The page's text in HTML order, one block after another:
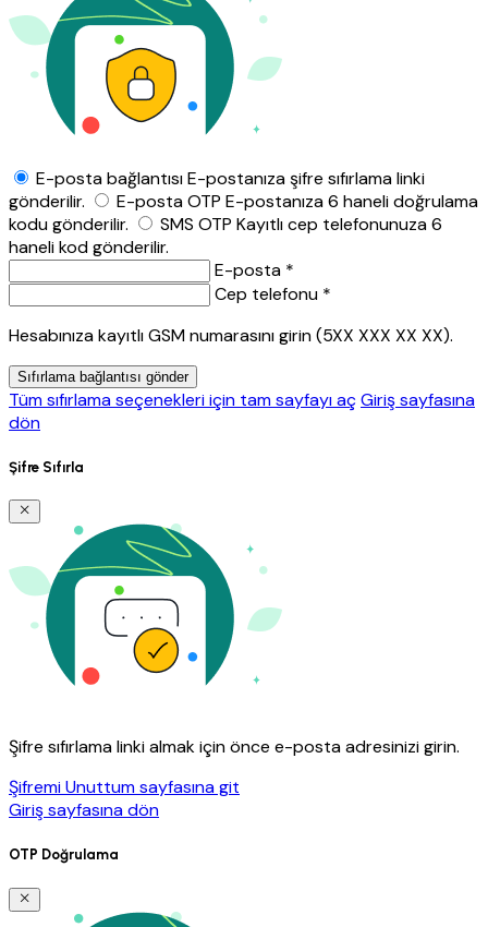
E-posta bağlantısıE-postanıza şifre sıfırlama linki
gönderilir.
E-posta OTP E-postanıza 6 haneli doğrulama
kodu gönderilir.
SMS OTP Kayıtlı cep telefonunuza 6
haneli kod gönderilir.
E-posta *
Cep telefonu *
Hesabınıza kayıtlı GSM numarasını girin (5XX XXX XX XX).
Sıfırlama bağlantısı gönder
Tüm sıfırlama seçenekleri için tam sayfayı açGiriş sayfasına
dön
Şifre Sıfırla
Şifre sıfırlama linki almak için önce e-posta adresinizi girin.
Şifremi Unuttum sayfasına git
Giriş sayfasına dön
OTP Doğrulama